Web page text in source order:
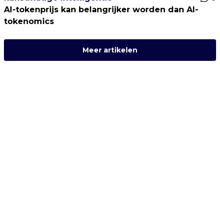
AI-tokenprijs kan belangrijker worden dan AI-
tokenomics
Meer artikelen